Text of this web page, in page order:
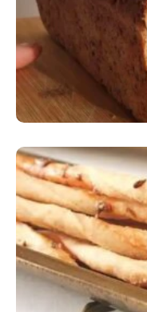
Comer Bem: